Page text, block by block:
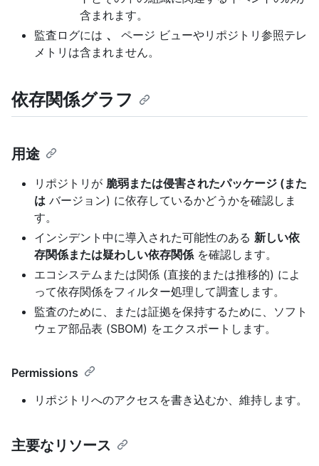
含まれます。
監査ログには 、
ページ ビューやリポジトリ参照テレ
メトリは含まれません。
依存関係グラフ
用途
リポジトリが 脆弱または侵害されたパッケージ (また
は バージョン) に依存しているかどうかを確認しま
す。
インシデント中に導入された可能性のある 新しい依
存関係または疑わしい依存関係 を確認します。
エコシステムまたは関係 (直接的または推移的) によ
って依存関係をフィルター処理して調査します。
監査のために、または証拠を保持するために、ソフト
ウェア部品表 (SBOM) をエクスポートします。
Permissions
リポジトリへのアクセスを書き込むか、維持します。
主要なリソース